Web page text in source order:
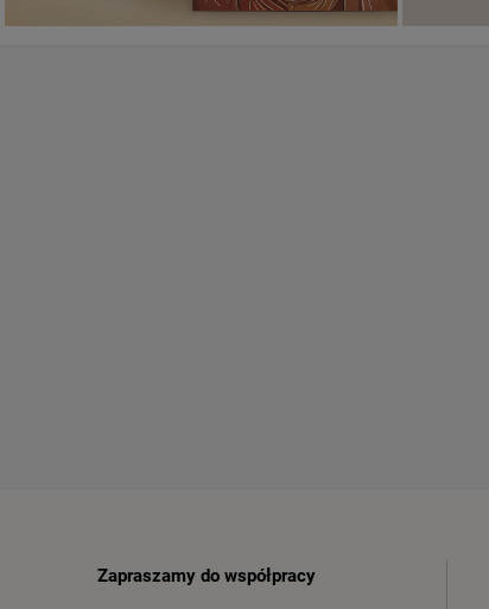
Zapraszamy do współpracy